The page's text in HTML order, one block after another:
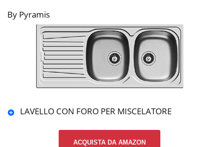
By Pyramis
LAVELLO CON FORO PER MISCELATORE
ACQUISTA DA AMAZON